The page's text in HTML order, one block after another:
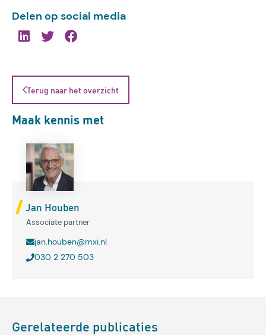
Delen op social media
Terug naar het overzicht
Maak kennis met
Jan Houben
Associate partner
jan.houben@mxi.nl
030 2 270 503
Gerelateerde publicaties